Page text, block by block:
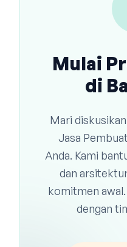
Mulai
di
Mari
Jasa
Anda. Kami
dan
komitmen
dengan